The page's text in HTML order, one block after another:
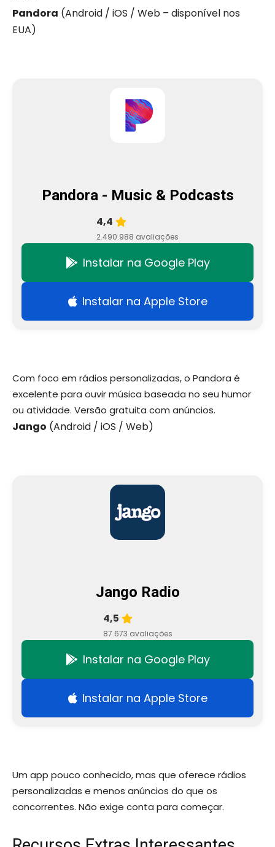
Pandora (Android / iOS / Web – disponível nos
EUA)
Pandora - Music & Podcasts
4,4
2.490.988 avaliações
Instalar na Google Play
Instalar na Apple Store
Com foco em rádios personalizadas, o Pandora é
excelente para ouvir música baseada no seu humor
ou atividade. Versão gratuita com anúncios.
Jango (Android / iOS / Web)
Jango Radio
4,5
87.673 avaliações
Instalar na Google Play
Instalar na Apple Store
Um app pouco conhecido, mas que oferece rádios
personalizadas e menos anúncios do que os
concorrentes. Não exige conta para começar.